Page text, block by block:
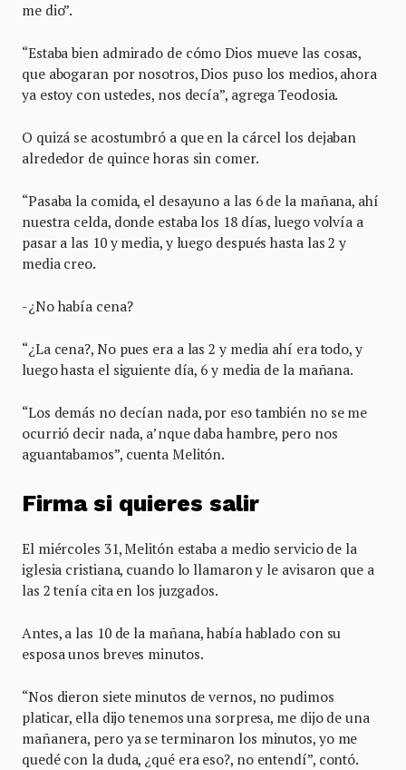
me dio”.
“Estaba bien admirado de cómo Dios mueve las cosas,
que abogaran por nosotros, Dios puso los medios, ahora
ya estoy con ustedes, nos decía”, agrega Teodosia.
O quizá se acostumbró a que en la cárcel los dejaban
alrededor de quince horas sin comer.
“Pasaba la comida, el desayuno a las 6 de la mañana, ahí
nuestra celda, donde estaba los 18 días, luego volvía a
pasar a las 10 y media, y luego después hasta las 2 y
media creo.
-¿No había cena?
“¿La cena?, No pues era a las 2 y media ahí era todo, y
luego hasta el siguiente día, 6 y media de la mañana.
“Los demás no decían nada, por eso también no se me
ocurrió decir nada, a’nque daba hambre, pero nos
aguantabamos”, cuenta Melitón.
Firma si quieres salir
El miércoles 31, Melitón estaba a medio servicio de la
iglesia cristiana, cuando lo llamaron y le avisaron que a
las 2 tenía cita en los juzgados.
Antes, a las 10 de la mañana, había hablado con su
esposa unos breves minutos.
“Nos dieron siete minutos de vernos, no pudimos
platicar, ella dijo tenemos una sorpresa, me dijo de una
mañanera, pero ya se terminaron los minutos, yo me
quedé con la duda, ¿qué era eso?, no entendí”, contó.